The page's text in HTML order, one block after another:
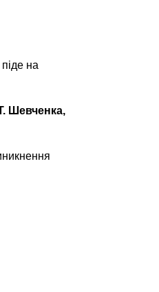
на
. Шевченка,